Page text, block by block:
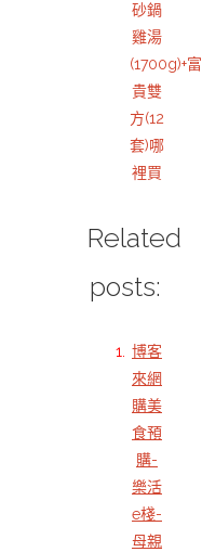
砂鍋
雞湯
(1700g)+富
貴雙
方(12
套)哪
裡買
Related
posts:
博客
來網
購美
食預
購-
樂活
e棧-
母親